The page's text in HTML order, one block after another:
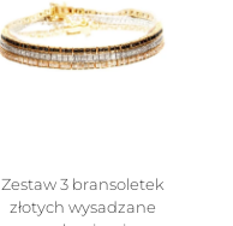
Zestaw 3 bransoletek
złotych wysadzane